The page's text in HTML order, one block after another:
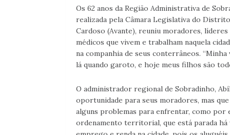
Os 62 anos da Região Administrativa de
realizada pela Câmara Legislativa do
Cardoso (Avante), reuniu moradores,
médicos que vivem e trabalham naquela
na companhia de seus conterrâneos.
lá quando garoto, e hoje meus filhos são
O administrador regional de Sobradinho,
oportunidade para seus moradores, mas
alguns problemas para enfrentar, como
ordenamento territorial, que está parada